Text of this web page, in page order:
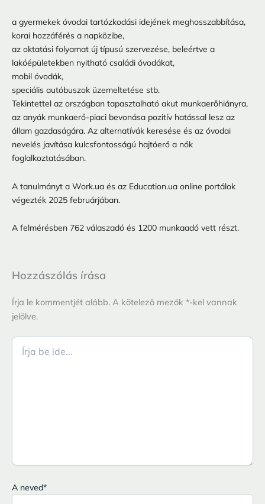
a gyermekek óvodai tartózkodási idejének meghosszabbítása,
korai hozzáférés a napközibe,
az oktatási folyamat új típusú szervezése, beleértve a
lakóépületekben nyitható családi óvodákat,
mobil óvodák,
speciális autóbuszok üzemeltetése stb.
Tekintettel az országban tapasztalható akut munkaerőhiányra,
az anyák munkaerő-piaci bevonása pozitív hatással lesz az
állam gazdaságára. Az alternatívák keresése és az óvodai
nevelés javítása kulcsfontosságú hajtóerő a nők
foglalkoztatásában.
A tanulmányt a Work.ua és az Education.ua online portálok
végezték 2025 februárjában.
A felmérésben 762 válaszadó és 1200 munkaadó vett részt.
Hozzászólás írása
Írja le kommentjét alább. A kötelező mezők *-kel vannak
jelölve.
Írja
A neved*